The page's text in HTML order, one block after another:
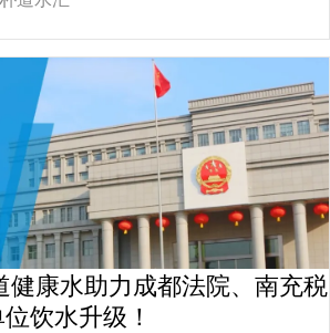
健康水助力成都法院、南充税
饮水升级！